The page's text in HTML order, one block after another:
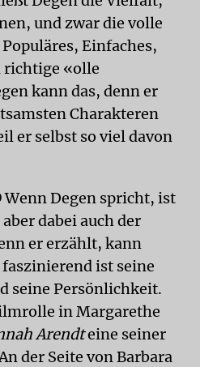
und zwar die volle
Einfaches,
«olle
kann das, denn er
Charakteren
er selbst so viel davon
Wenn Degen spricht, ist
dabei auch der
er erzählt, kann
ist seine
seine Persönlichkeit.
in Margarethe
Arendteine seiner
der Seite von Barbara